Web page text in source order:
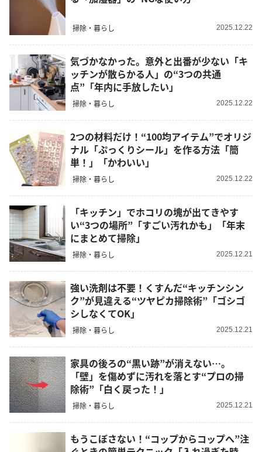
掃除・暮らし 2025.12.22
気づかなかった。意外と出番が少ない「キ
ッチンが散らかる人」の“3つの共通
点”「年内に手放したい」
掃除・暮らし 2025.12.22
2つの材料だけ！“100均アイテム”でオリジ
ナル「ぷっくりシール」を作る方法「簡
単！」「かわいい」
掃除・暮らし 2025.12.22
「キッチン」でホコリの塊が出てきやす
い“3つの場所”「すごい汚れかも」「年末
にまとめて掃除」
掃除・暮らし 2025.12.21
強い洗剤は不要！くすんだ“キッチンシン
ク”が見違える“ツヤピカ掃除術”「ゴシゴ
シしなくてOK」
掃除・暮らし 2025.12.21
家具の後ろの“黒い跡”が消えない…。
「壁」を傷めずに汚れを落とす“プロの掃
除術”「白く戻った！」
掃除・暮らし 2025.12.21
もうこぼさない！“コップからコップへ”注